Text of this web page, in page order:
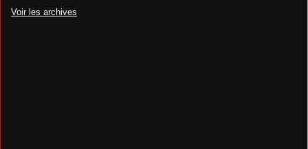
Voir les archives